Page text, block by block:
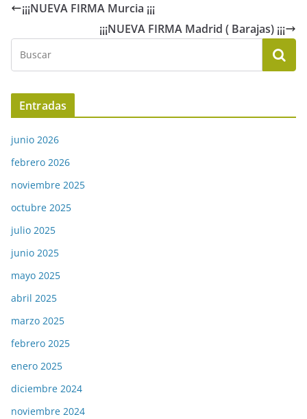
¡¡¡NUEVA FIRMA Murcia ¡¡¡
¡¡¡NUEVA FIRMA Madrid ( Barajas) ¡¡¡
Entradas
junio 2026
febrero 2026
noviembre 2025
octubre 2025
julio 2025
junio 2025
mayo 2025
abril 2025
marzo 2025
febrero 2025
enero 2025
diciembre 2024
noviembre 2024